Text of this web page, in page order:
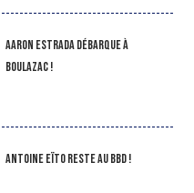
Aaron Estrada débarque à
Boulazac !
Antoine Eïto reste au BBD !